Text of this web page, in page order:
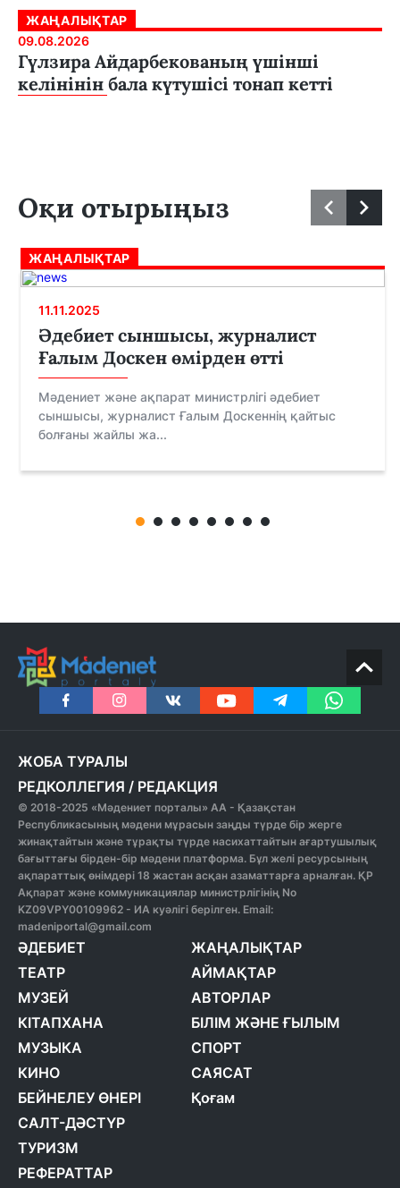
ЖАҢАЛЫҚТАР
09.08.2026
Гүлзира Айдарбекованың үшінші
келінінін бала күтушісі тонап кетті
Оқи отырыңыз
ЖАҢАЛЫҚТАР
11.11.2025
Әдебиет сыншысы, журналист
Ғалым Доскен өмірден өтті
Мәдениет және ақпарат министрлігі әдебиет
сыншысы, журналист Ғалым Доскеннің қайтыс
болғаны жайлы жа...
ЖОБА ТУРАЛЫ
РЕДКОЛЛЕГИЯ / РЕДАКЦИЯ
© 2018-2025 «Мәдениет порталы» АА - Қазақстан
Республикасының мәдени мұрасын заңды түрде бір жерге
жинақтайтын және тұрақты түрде насихаттайтын ағартушылық
бағыттағы бірден-бір мәдени платформа. Бұл желі ресурсының
ақпараттық өнімдері 18 жастан асқан азаматтарға арналған. ҚР
Ақпарат және коммуникациялар министрлігінің No
KZ09VPY00109962 - ИА куәлігі берілген. Email:
madeniportal@gmail.com
ӘДЕБИЕТ
ТЕАТР
МУЗЕЙ
КІТАПХАНА
МУЗЫКА
КИНО
БЕЙНЕЛЕУ ӨНЕРІ
САЛТ-ДӘСТҮР
ТУРИЗМ
РЕФЕРАТТАР
ЖАҢАЛЫҚТАР
АЙМАҚТАР
АВТОРЛАР
БІЛІМ ЖӘНЕ ҒЫЛЫМ
СПОРТ
САЯСАТ
Қоғам